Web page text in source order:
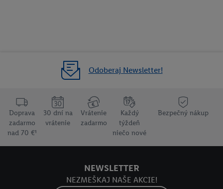
Odoberaj Newsletter!
Doprava
zadarmo
nad 70 €¹
30 dní na
vrátenie
Vrátenie
zadarmo
Každý
týždeň
niečo nové
Bezpečný nákup
NEWSLETTER
NEZMEŠKAJ NAŠE AKCIE!